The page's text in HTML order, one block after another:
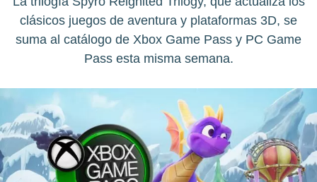
clásicos juegos de aventura y plataformas 3D, se
suma al catálogo de Xbox Game Pass y PC Game
Pass esta misma semana.